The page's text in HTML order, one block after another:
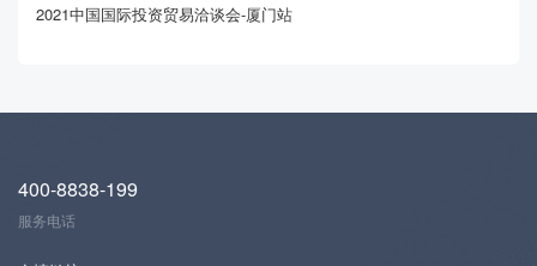
2021中国国际投资贸易洽谈会-厦门站
400-8838-199
服务电话